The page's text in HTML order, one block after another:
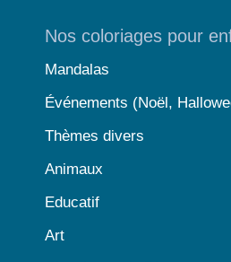
Nos coloriages pour
Mandalas
Événements (Noël,
Thèmes divers
Animaux
Educatif
Art